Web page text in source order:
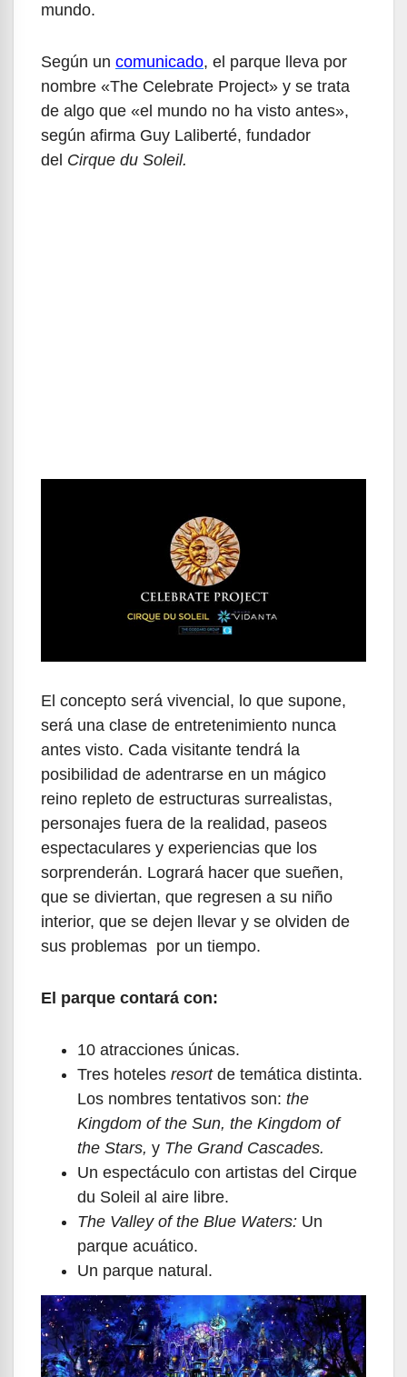
mundo.
Según un comunicado, el parque lleva por
nombre «The Celebrate Project» y se trata
de algo que «el mundo no ha visto antes»,
según afirma Guy Laliberté, fundador
del Cirque du Soleil.
El concepto será vivencial, lo que supone,
será una clase de entretenimiento nunca
antes visto. Cada visitante tendrá la
posibilidad de adentrarse en un mágico
reino repleto de estructuras surrealistas,
personajes fuera de la realidad, paseos
espectaculares y experiencias que los
sorprenderán. Logrará hacer que sueñen,
que se diviertan, que regresen a su niño
interior, que se dejen llevar y se olviden de
sus problemas por un tiempo.
El parque contará con:
10 atracciones únicas.
Tres hoteles resortde temática distinta.
Los nombres tentativos son: the
Kingdom of the Sun, the Kingdom of
the Stars, y The Grand Cascades.
Un espectáculo con artistas del Cirque
du Soleil al aire libre.
The Valley of the Blue Waters: Un
parque acuático.
Un parque natural.